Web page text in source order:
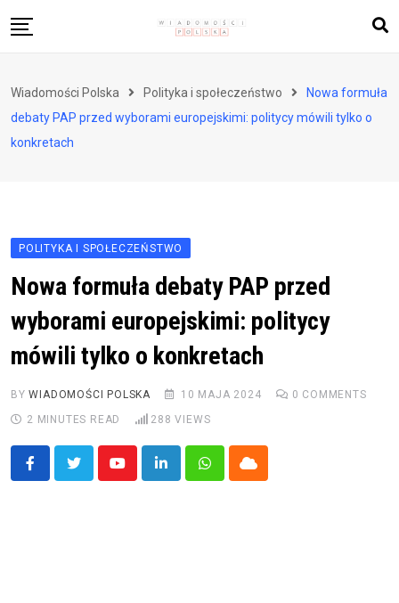
to
Zdrowie i styl życia
Polityka i społeczeństwo
Wiadomości Polska Polityka i społeczeństwo
Nowa formuła
debaty PAP przed wyborami europejskimi: politycy mówili tylko o
konkretach
POLITYKA I SPOŁECZEŃSTWO
Nowa formuła debaty PAP przed
wyborami europejskimi: politycy
mówili tylko o konkretach
BYWIADOMOŚCI POLSKA 10 MAJA 2024 0 COMMENTS
2 MINUTES READ
288 VIEWS
YoutubeLinkedInWhatsappCloud